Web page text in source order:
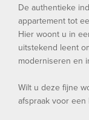
De authentieke
appartement tot
Hier woont u in
uitstekend leent
moderniseren en
Wilt u deze fijne
afspraak voor